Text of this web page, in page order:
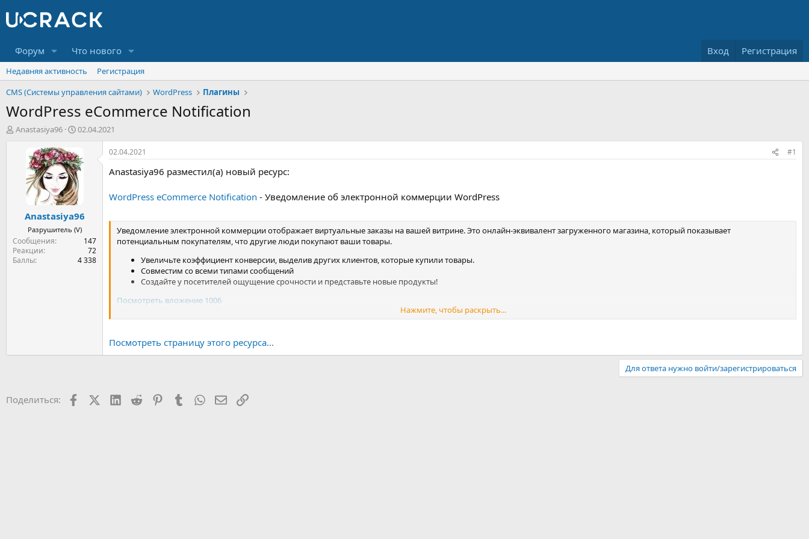
Форум Что нового Вход Регистрация
Недавняя активность
Регистрация
CMS (Системы управления сайтами)
WordPress Плагины
WordPress eCommerce Notification
А
Anastasiya96
Д
а
н
а
ч
а
л
а
02.04.2021
Anastasiya96
Разрушитель (V)
Сообщения
147
Реакции
72
Баллы
4 338
02.04.2021 #1
Anastasiya96 разместил(а) новый ресурс:
WordPress eCommerce Notification - Уведомление об электронной коммерции WordPress
Уведомление электронной коммерции отображает виртуальные заказы на вашей витрине. Это онлайн-эквивалент загруженного магазина, который показывает
потенциальным покупателям, что другие люди покупают ваши товары.
Увеличьте коэффициент конверсии, выделив других клиентов, которые купили товары.
Совместим со всеми типами сообщений
Создайте у посетителей ощущение срочности и представьте новые продукты!
Посмотреть вложение 1006
Нажмите, чтобы раскрыть...
Посмотреть страницу этого ресурса...
Для ответа нужно войти/зарегистрироваться
Поделиться: FacebookX (Twitter)
LinkedIn
Reddit PinterestTumblr WhatsApp
Электронная почта
Ссылка